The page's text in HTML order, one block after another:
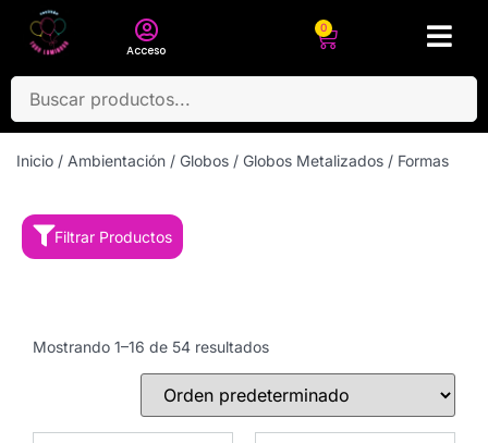
Acceso
0
Inicio / Ambientación / Globos / Globos Metalizados / Formas
Filtrar Productos
Mostrando 1–16 de 54 resultados